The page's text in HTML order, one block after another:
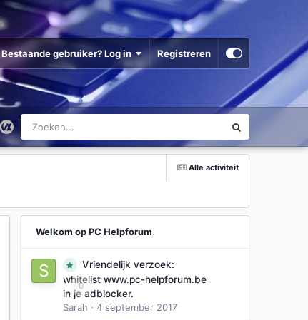
Bestaande gebruiker? Log in Registreren
Alle activiteit
Welkom op PC Helpforum
0
Vriendelijk verzoek:
whitelist www.pc-helpforum.be
in je adblocker.
Sarah · 4 september 2017